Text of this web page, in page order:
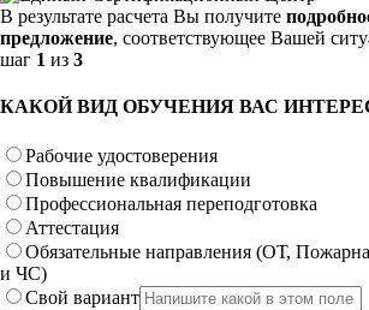
В результате расчета Вы получите
предложение, соответствующее Вашей
шаг 1 из 3
КАКОЙ ВИД ОБУЧЕНИЯ ВАС
Рабочие удостоверения
Повышение квалификации
Профессиональная переподготовка
Аттестация
Обязательные направления (ОТ,
и ЧС)
Свой вариант